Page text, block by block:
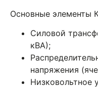
Основные элементы
Силовой
кВА);
напряжения
Низковольтное